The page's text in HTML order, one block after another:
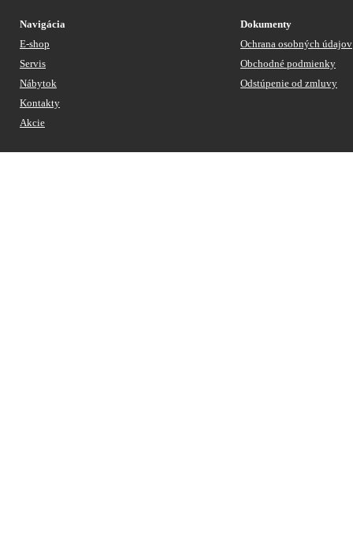
Navigácia
E-shop
Servis
Nábytok
Kontakty
Akcie
Dokumenty
Ochrana osobných údajov
Obchodné podmienky
Odstúpenie od zmluvy